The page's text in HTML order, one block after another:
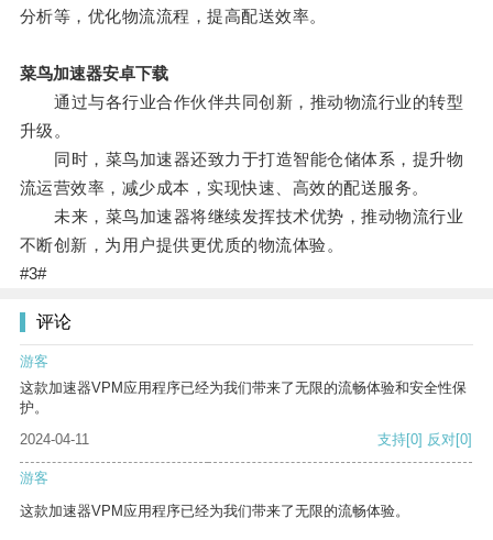
分析等，优化物流流程，提高配送效率。
菜鸟加速器安卓下载
通过与各行业合作伙伴共同创新，推动物流行业的转型
升级。
同时，菜鸟加速器还致力于打造智能仓储体系，提升物
流运营效率，减少成本，实现快速、高效的配送服务。
未来，菜鸟加速器将继续发挥技术优势，推动物流行业
不断创新，为用户提供更优质的物流体验。
#3#
评论
游客
这款加速器VPM应用程序已经为我们带来了无限的流畅体验和安全性保
护。
2024-04-11
支持[0] 反对[0]
游客
这款加速器VPM应用程序已经为我们带来了无限的流畅体验。